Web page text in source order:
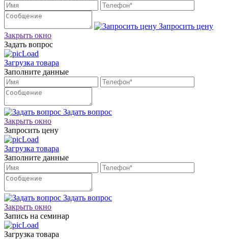
Запросить цену
Закрыть окно
Задать вопрос
Загрузка товара
Заполните данные
Задать вопрос
Закрыть окно
Запросить цену
Загрузка товара
Заполните данные
Задать вопрос
Закрыть окно
Запись на семинар
Загрузка товара